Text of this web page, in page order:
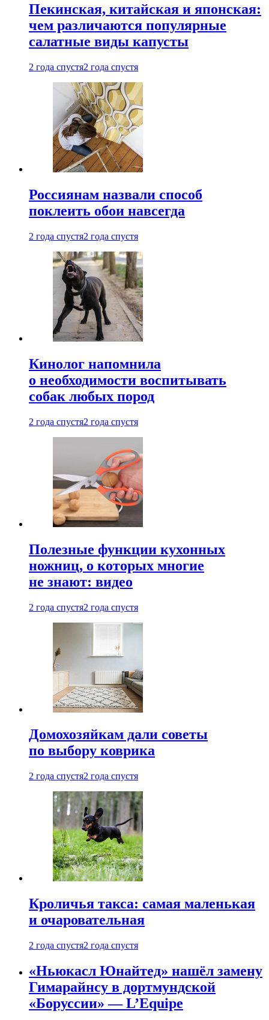
Пекинская, китайская и японская:
чем различаются популярные
салатные виды капусты
2 года спустя2 года спустя
Россиянам назвали способ
поклеить обои навсегда
2 года спустя2 года спустя
Кинолог напомнила
о необходимости воспитывать
собак любых пород
2 года спустя2 года спустя
Полезные функции кухонных
ножниц, о которых многие
не знают: видео
2 года спустя2 года спустя
Домохозяйкам дали советы
по выбору коврика
2 года спустя2 года спустя
Кроличья такса: самая маленькая
и очаровательная
2 года спустя2 года спустя
«Ньюкасл Юнайтед» нашёл замену
Гимарайнсу в дортмундской
«Боруссии» — L’Equipe